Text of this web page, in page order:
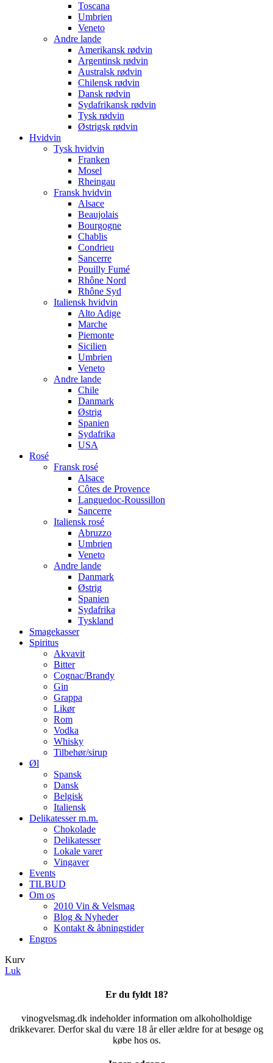
Toscana
Umbrien
Veneto
Andre lande
Amerikansk rødvin
Argentinsk rødvin
Australsk rødvin
Chilensk rødvin
Dansk rødvin
Sydafrikansk rødvin
Tysk rødvin
Østrigsk rødvin
Hvidvin
Tysk hvidvin
Franken
Mosel
Rheingau
Fransk hvidvin
Alsace
Beaujolais
Bourgogne
Chablis
Condrieu
Sancerre
Pouilly Fumé
Rhône Nord
Rhône Syd
Italiensk hvidvin
Alto Adige
Marche
Piemonte
Sicilien
Umbrien
Veneto
Andre lande
Chile
Danmark
Østrig
Spanien
Sydafrika
USA
Rosé
Fransk rosé
Alsace
Côtes de Provence
Languedoc-Roussillon
Sancerre
Italiensk rosé
Abruzzo
Umbrien
Veneto
Andre lande
Danmark
Østrig
Spanien
Sydafrika
Tyskland
Smagekasser
Spiritus
Akvavit
Bitter
Cognac/Brandy
Gin
Grappa
Likør
Rom
Vodka
Whisky
Tilbehør/sirup
Øl
Spansk
Dansk
Belgisk
Italiensk
Delikatesser m.m.
Chokolade
Delikatesser
Lokale varer
Vingaver
Events
TILBUD
Om os
2010 Vin & Velsmag
Blog & Nyheder
Kontakt & åbningstider
Engros
Kurv
Luk
Er du fyldt 18?
vinogvelsmag.dk indeholder information om alkoholholdige
drikkevarer. Derfor skal du være 18 år eller ældre for at besøge og
købe hos os.